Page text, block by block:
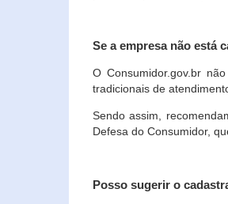
Se a empresa não está
O Consumidor.gov.br
tradicionais de
Sendo assim,
Defesa do Consumidor,
Posso sugerir o